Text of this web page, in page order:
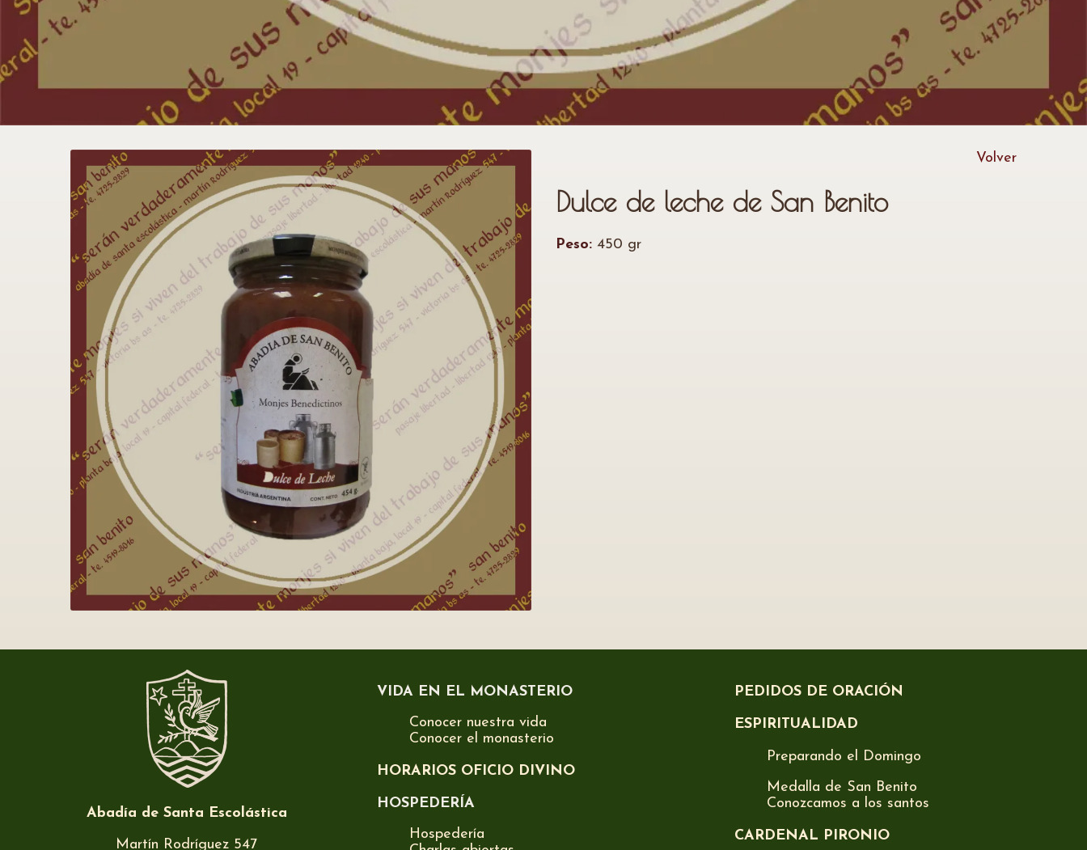
Volver
Dulce de leche de San Benito
Peso: 450 gr
Abadía de Santa Escolástica
Martín Rodríguez 547
VIDA EN EL MONASTERIO
Conocer nuestra vida
Conocer el monasterio
HORARIOS OFICIO DIVINO
HOSPEDERÍA
Hospedería
PEDIDOS DE ORACIÓN
ESPIRITUALIDAD
Preparando el Domingo
Medalla de San Benito
Conozcamos a los santos
CARDENAL PIRONIO